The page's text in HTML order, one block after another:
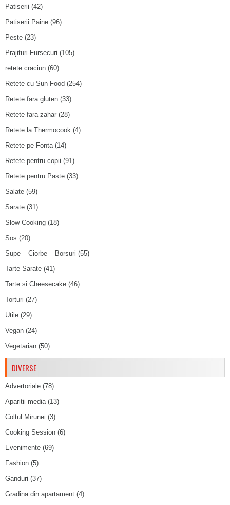
Patiserii (42)
Patiserii Paine (96)
Peste (23)
Prajituri-Fursecuri (105)
retete craciun (60)
Retete cu Sun Food (254)
Retete fara gluten (33)
Retete fara zahar (28)
Retete la Thermocook (4)
Retete pe Fonta(14)
Retete pentru copii (91)
Retete pentru Paste (33)
Salate (59)
Sarate (31)
Slow Cooking (18)
Sos (20)
Supe – Ciorbe – Borsuri (55)
Tarte Sarate (41)
Tarte si Cheesecake (46)
Torturi (27)
Utile (29)
Vegan (24)
Vegetarian (50)
DIVERSE
Advertoriale (78)
Aparitii media(13)
Coltul Mirunei (3)
Cooking Session (6)
Evenimente (69)
Fashion (5)
Ganduri (37)
Gradina din apartament (4)